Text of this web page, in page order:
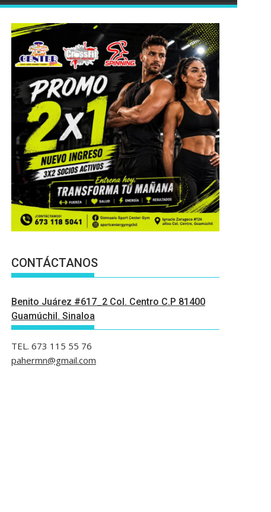
CONTÁCTANOS
Benito Juárez #617_2 Col. Centro C.P 81400
Guamúchil. Sinaloa
TEL. 673 115 55 76
pahermn@gmail.com